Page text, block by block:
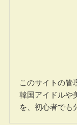
このサイトの管
韓国アイドルや
を、初心者でも